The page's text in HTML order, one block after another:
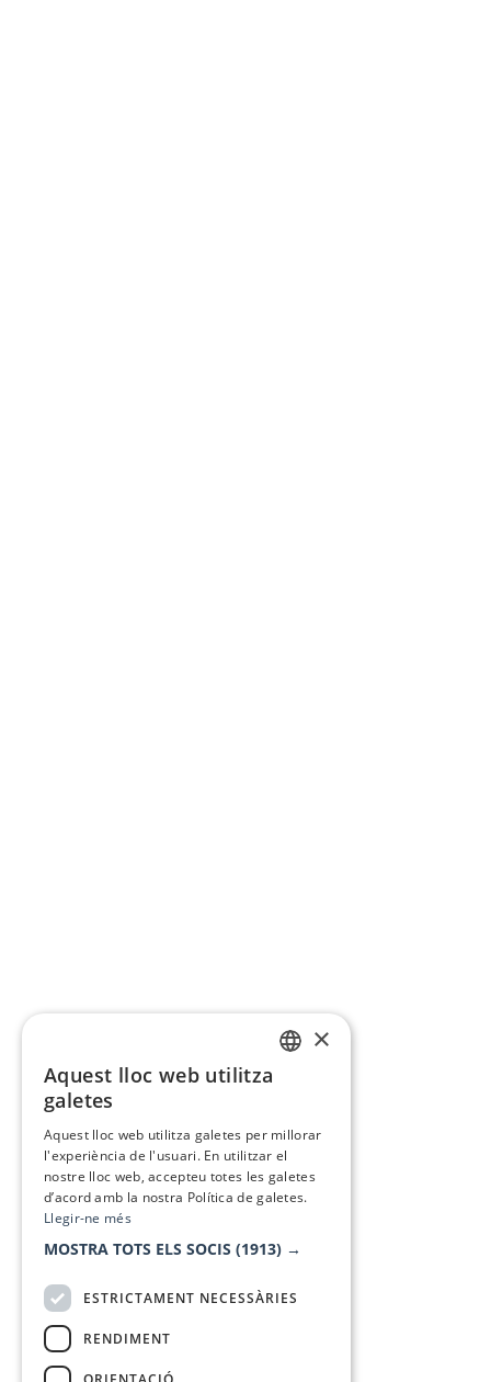
×
Aquest lloc web utilitza
galetes
Aquest lloc web utilitza galetes per millorar
l'experiència de l'usuari. En utilitzar el
nostre lloc web, accepteu totes les galetes
d’acord amb la nostra Política de galetes.
Llegir-ne més
MOSTRA TOTS ELS SOCIS (1913) →
ESTRICTAMENT NECESSÀRIES
RENDIMENT